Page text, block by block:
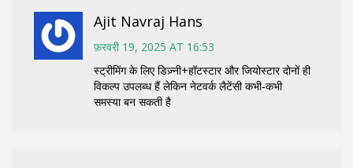
Ajit Navraj Hans
फ़रवरी 19, 2025 AT 16:53
स्ट्रीमिंग के लिए डिज़्नी+हॉटस्टार और जियोस्टार दोनों ही
विकल्प उपलब्ध हैं लेकिन नेटवर्क लैटेंसी कभी‑कभी
समस्या बन सकती है